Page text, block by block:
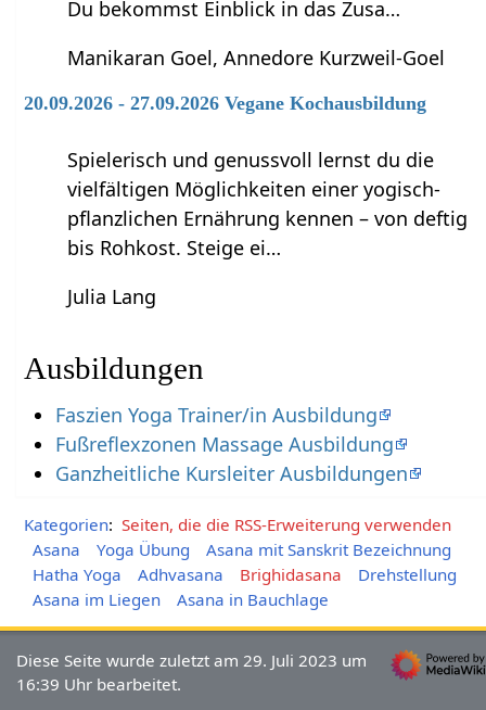
Du bekommst Einblick in das Zusa…
Manikaran Goel, Annedore Kurzweil-Goel
20.09.2026 - 27.09.2026 Vegane Kochausbildung
Spielerisch und genussvoll lernst du die
vielfältigen Möglichkeiten einer yogisch-
pflanzlichen Ernährung kennen – von deftig
bis Rohkost. Steige ei…
Julia Lang
Ausbildungen
Faszien Yoga Trainer/in Ausbildung
Fußreflexzonen Massage Ausbildung
Ganzheitliche Kursleiter Ausbildungen
Kategorien: Seiten, die die RSS-Erweiterung verwenden
Asana
Yoga Übung
Asana mit Sanskrit Bezeichnung
Hatha Yoga
Adhvasana Brighidasana
Drehstellung
Asana im Liegen
Asana in Bauchlage
Diese Seite wurde zuletzt am 29. Juli 2023 um
16:39 Uhr bearbeitet.